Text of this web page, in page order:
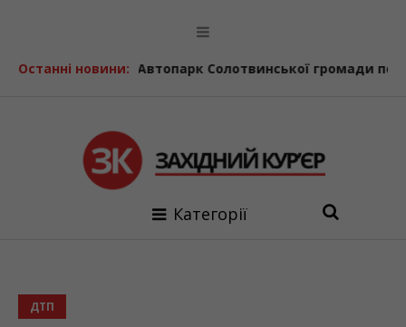
Останні новини:
Автопарк Солотвинської громади поповнив ще
Категорії
ДТП